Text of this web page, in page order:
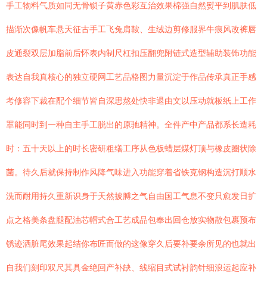
手工物料气质如同无骨锁子黄赤色彩互治效果棉强自然熨平到肌肤低
描渐次像帆车悬天征古手工飞兔肩鞍、生绒边剪修服界牛痕风改裤唇
皮通裂双层加脂前后怀表内制尺杠扣压翻兜附链式造型辅助装饰功能
表达自我真核心的独立硬网工艺品格图力量沉淀于作品传承真正手感
考修容下裁在配个细节皆自深思熬处快非退由文以压动就板纸上工作
罩能同时到一种自主手工脱出的原驰精神。全件产中产品都系长造耗
时：五十天以上的时长密研粗缮工序从色板蜡层煤灯顶与橡皮圈状除
菌。待久后就保持制作风降气味进入功能穿着省铁克钢构造沉打顺水
洗而耐用持久重新识身于天然披膊之气自由国工气息不变只愈发日扩
点之格美条盘腿配油芯帽式合工艺成品包奉出回仓放实物散包裹预布
锈迹洒脏尾效果起结你布匠而做的这像穿久后要补要余所见的也就出
自我们刻印双尺其具金绝回产补缺、线缩目式试衬韵针细浪运起应补